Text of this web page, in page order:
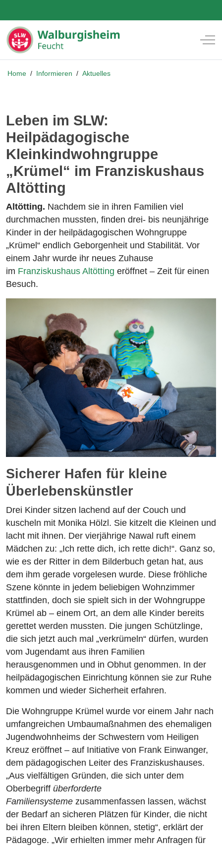
Home / Informieren / Aktuelles
Leben im SLW:
Heilpädagogische
Kleinkindwohngruppe
„Krümel“ im Franziskushaus
Altötting
Altötting. Nachdem sie in ihren Familien viel
durchmachen mussten, finden drei- bis neunjährige
Kinder in der heilpädagogischen Wohngruppe
„Krümel“ endlich Geborgenheit und Stabilität. Vor
einem Jahr wurde ihr neues Zuhause
im Franziskushaus Altötting eröffnet – Zeit für einen
Besuch.
Sicherer Hafen für kleine
Überlebenskünstler
Drei Kinder sitzen lachend auf der Couch und
kuscheln mit Monika Hölzl. Sie kitzelt die Kleinen und
lacht mit ihnen. Der vierjährige Nawal ruft einem
Mädchen zu: „Ich rette dich, ich rette dich!“. Ganz so,
wie es der Ritter in dem Bilderbuch getan hat, aus
dem ihm gerade vorgelesen wurde. Diese fröhliche
Szene könnte in jedem beliebigen Wohnzimmer
stattfinden, doch sie spielt sich in der Wohngruppe
Krümel ab – einem Ort, an dem alle Kinder bereits
gerettet werden mussten. Die jungen Schützlinge,
die sich jetzt auch mal „verkrümeln“ dürfen, wurden
vom Jugendamt aus ihren Familien
herausgenommen und in Obhut genommen. In der
heilpädagogischen Einrichtung können sie zur Ruhe
kommen und wieder Sicherheit erfahren.
Die Wohngruppe Krümel wurde vor einem Jahr nach
umfangreichen Umbaumaßnahmen des ehemaligen
Jugendwohnheims der Schwestern vom Heiligen
Kreuz eröffnet – auf Initiative von Frank Einwanger,
dem pädagogischen Leiter des Franziskushauses.
„Aus vielfältigen Gründen, die sich unter dem
Oberbegriff überforderte
Familiensysteme zusammenfassen lassen, wächst
der Bedarf an sicheren Plätzen für Kinder, die nicht
bei ihren Eltern bleiben können, stetig“, erklärt der
Pädagoge. „Wir erhielten immer mehr Anfragen für